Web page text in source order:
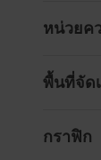
หน่วยค
พื้นที่จัด
กราฟิก